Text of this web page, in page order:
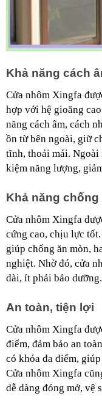
Khả năng cách
Cửa nhôm Xingfa
hợp với hệ gioăng
năng cách âm, cách
ồn từ bên ngoài, giữ
tĩnh, thoải mái.
kiệm năng lượng,
Khả năng
Cửa nhôm Xingfa
cứng cao, chịu lực
giúp chống ăn mòn,
nghiệt. Nhờ đó, cửa
dài, ít phải bảo dưỡng.
An toàn, tiện lợi
Cửa nhôm Xingfa
điểm, đảm bảo an
có khóa đa điểm,
Cửa nhôm Xingfa
dễ dàng đóng mở, vệ